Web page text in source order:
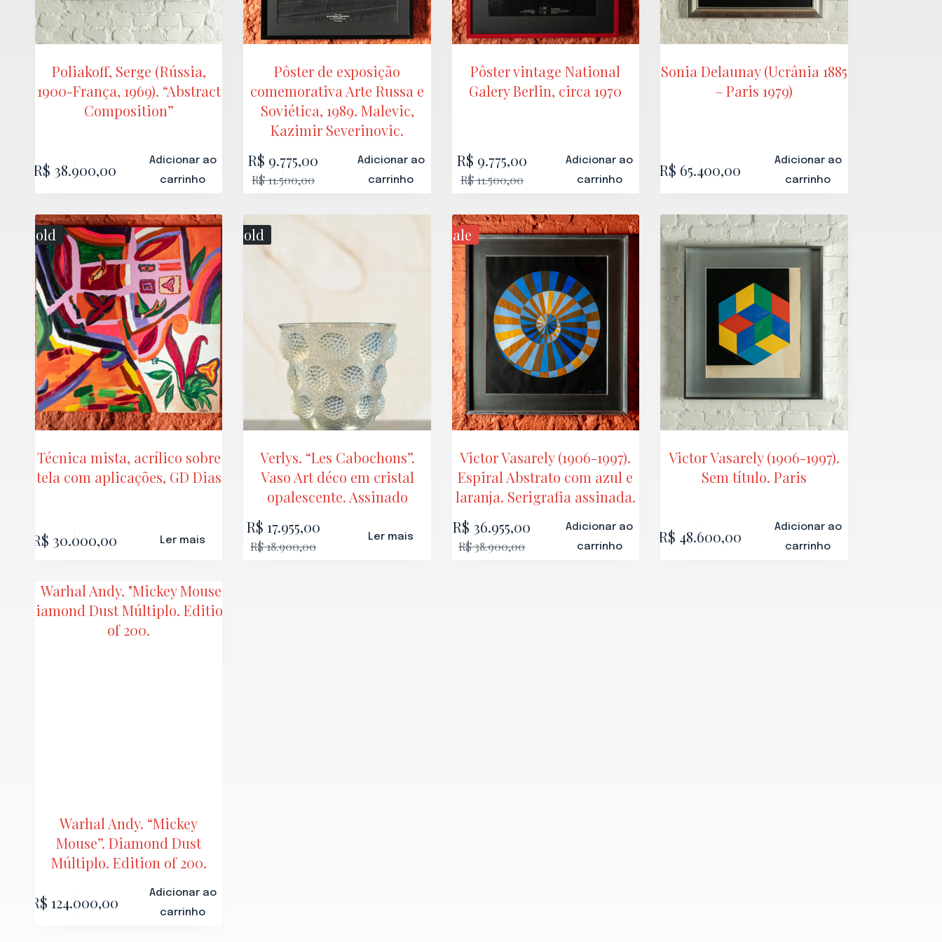
Poliakoff, Serge (Rússia,
1900-França, 1969). “Abstract
Composition”
R$ 38.900,00
Adicionar ao
carrinho
Pôster de exposição
comemorativa Arte Russa e
Soviética, 1989. Malevic,
Kazimir Severinovic.
R$11.500,00
R$ 9.775,00
Adicionar ao
carrinho
Pôster vintage National
Galery Berlin, circa 1970
R$11.500,00
R$ 9.775,00
Adicionar ao
carrinho
Sonia Delaunay (Ucrânia 1885
– Paris 1979)
R$ 65.400,00
Adicionar ao
carrinho
Sold
Técnica mista, acrílico sobre
tela com aplicações, GD Dias
R$ 30.000,00 Ler mais
Sold
Verlys. “Les Cabochons”.
Vaso Art déco em cristal
opalescente. Assinado
R$18.900,00
R$ 17.955,00
Ler mais
Sale
Victor Vasarely (1906-1997).
Espiral Abstrato com azul e
laranja. Serigrafia assinada.
R$38.900,00
R$ 36.955,00
Adicionar ao
carrinho
Victor Vasarely (1906-1997).
Sem título. Paris
R$ 48.600,00
Adicionar ao
carrinho
Warhal Andy. “Mickey
Mouse”. Diamond Dust
Múltiplo. Edition of 200.
R$ 124.000,00
Adicionar ao
carrinho